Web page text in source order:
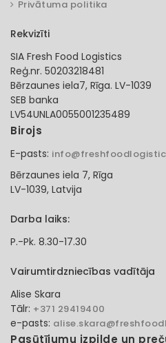
Privātuma politika
Rekvizīti
SIA Fresh Food Logistics
Reģ.nr. 50203218481
Bērzaunes iela7, Rīga. LV-1039
SEB banka
LV54UNLA0055001235489
Birojs
E-pasts:
Bērzaunes iela 7, Rīga
LV-1039, Latvija
Darba laiks:
P.-Pk. 8.30-17.30
Vairumtirdzniecības vadītāja
Alise Skara
Tālr: +371 29419400
e-pasts:
Pasūtījumu izpilde un